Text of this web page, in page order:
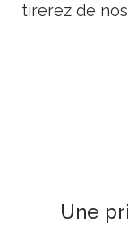
tirerez de
Une